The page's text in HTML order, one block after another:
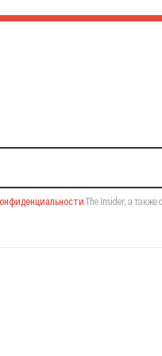
The Insider, а также